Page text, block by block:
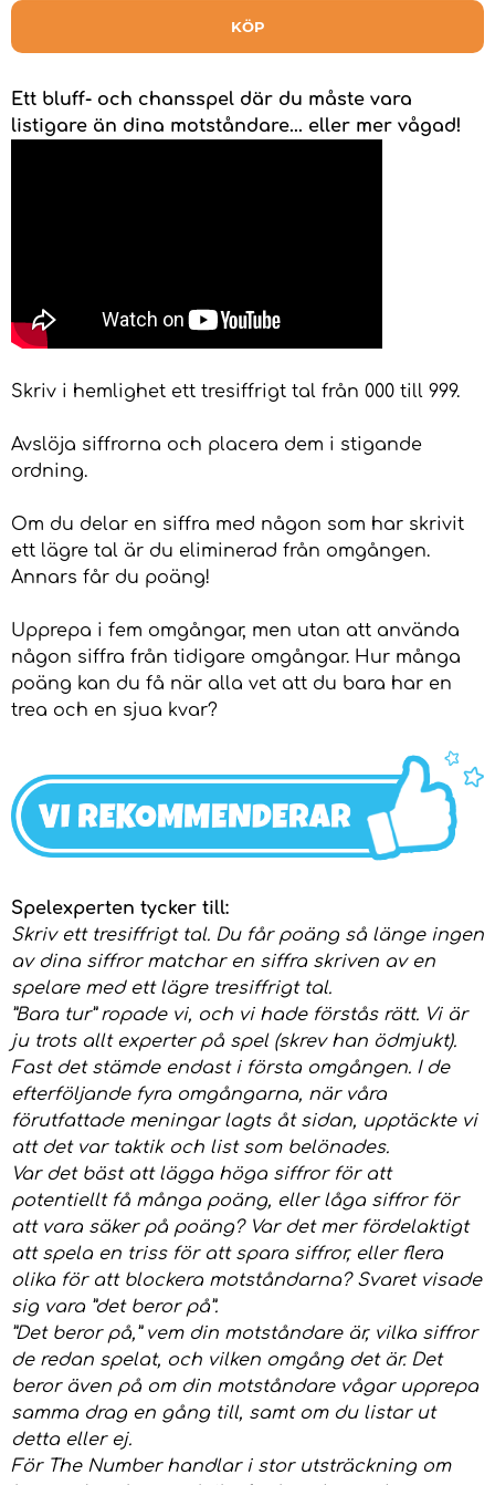
KÖP
Ett bluff- och chansspel där du måste vara
listigare än dina motståndare... eller mer vågad!
Skriv i hemlighet ett tresiffrigt tal från 000 till 999.
Avslöja siffrorna och placera dem i stigande
ordning.
Om du delar en siffra med någon som har skrivit
ett lägre tal är du eliminerad från omgången.
Annars får du poäng!
Upprepa i fem omgångar, men utan att använda
någon siffra från tidigare omgångar. Hur många
poäng kan du få när alla vet att du bara har en
trea och en sjua kvar?
Spelexperten tycker till:
Skriv ett tresiffrigt tal. Du får poäng så länge ingen
av dina siffror matchar en siffra skriven av en
spelare med ett lägre tresiffrigt tal.
”Bara tur” ropade vi, och vi hade förstås rätt. Vi är
ju trots allt experter på spel (skrev han ödmjukt).
Fast det stämde endast i första omgången. I de
efterföljande fyra omgångarna, när våra
förutfattade meningar lagts åt sidan, upptäckte vi
att det var taktik och list som belönades.
Var det bäst att lägga höga siffror för att
potentiellt få många poäng, eller låga siffror för
att vara säker på poäng? Var det mer fördelaktigt
att spela en triss för att spara siffror, eller flera
olika för att blockera motståndarna? Svaret visade
sig vara ”det beror på”.
”Det beror på,” vem din motståndare är, vilka siffror
de redan spelat, och vilken omgång det är. Det
beror även på om din motståndare vågar upprepa
samma drag en gång till, samt om du listar ut
detta eller ej.
För The Number handlar i stor utsträckning om